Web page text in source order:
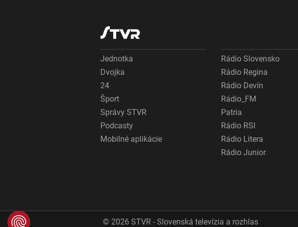
Jednotka
Dvojka
24
Šport
Správy STVR
Podcasty
Mobilné aplikácie
Rádio Slovensko
Rádio Regina
Rádio Devín
Rádio_FM
Patria
Rádio RSI
Rádio Litera
Rádio Junior
© 2026 STVR - Slovenská televízia a rozhlas